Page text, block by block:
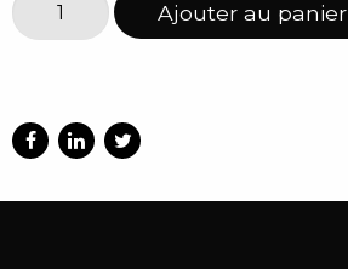
de
Ajouter au panier